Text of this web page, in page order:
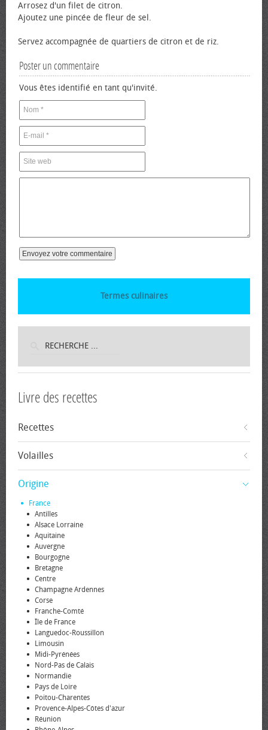
Arrosez d'un filet de citron.
Ajoutez une pincée de fleur de sel.
Servez accompagnée de quartiers de citron et de riz.
Poster un commentaire
Vous êtes identifié en tant qu'invité.
Termes culinaires
Livre des recettes
Recettes
Volailles
Origine
France
Antilles
Alsace Lorraine
Aquitaine
Auvergne
Bourgogne
Bretagne
Centre
Champagne Ardennes
Corse
Franche-Comté
Île de France
Languedoc-Roussillon
Limousin
Midi-Pyrénées
Nord-Pas de Calais
Normandie
Pays de Loire
Poitou-Charentes
Provence-Alpes-Côtes d'azur
Réunion